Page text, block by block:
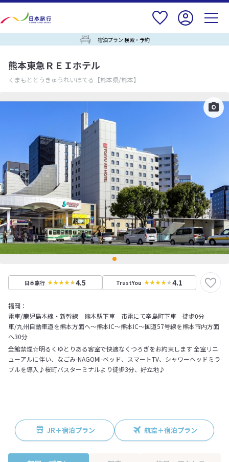
宿泊プラン 検索・予約
熊本東急ＲＥＩホテル
くまもととうきゅうれいほてる 【熊本県/熊本】
日本旅行 4.5 TrustYou 4.1
福岡：
電車/鹿児島本線・新幹線 熊本駅下車 市電にて辛島町下車 徒歩0分
車/九州自動車道を熊本方面へ～熊本IC～熊本IC～国道57号線を熊本市内方面
へ30分
全館禁煙☆明るくゆとりある客室で快適なくつろぎをお約束します 全室リニ
ューアルに伴い、なごみ-NAGOMI-ベッド、スマートTV、シャワーヘッドミラ
ブルを導入♪桜町バスターミナルより徒歩3分、好立地♪
JR＋宿泊プラン 航空＋宿泊プラン